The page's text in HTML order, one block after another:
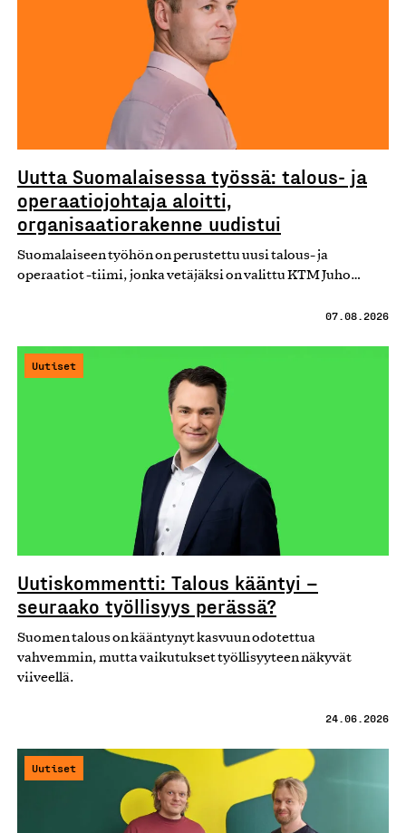
Uutta Suomalaisessa työssä: talous- ja
operaatiojohtaja aloitti,
organisaatiorakenne uudistui
Suomalaiseen työhön on perustettu uusi talous- ja
operaatiot -tiimi, jonka vetäjäksi on valittu KTM Juho…
07.08.2026
Uutiset
Uutiskommentti: Talous kääntyi –
seuraako työllisyys perässä?
Suomen talous on kääntynyt kasvuun odotettua
vahvemmin, mutta vaikutukset työllisyyteen näkyvät
viiveellä.
24.06.2026
Uutiset